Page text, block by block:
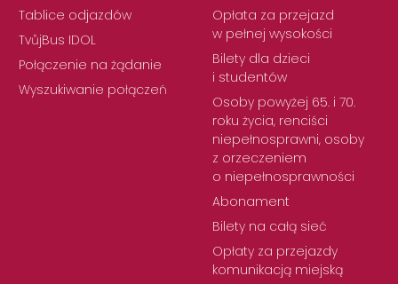
Tablice odjazdów
TvůjBus IDOL
Połączenie na żądanie
Wyszukiwanie połączeń
Opłata za przejazd
w pełnej wysokości
Bilety dla dzieci
i studentów
Osoby powyżej 65. i 70.
roku życia, renciści
niepełnosprawni, osoby
z orzeczeniem
o niepełnosprawności
Abonament
Bilety na całą sieć
Opłaty za przejazdy
komunikacją miejską